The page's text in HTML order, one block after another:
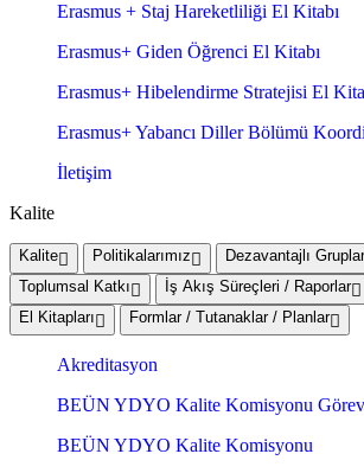
Erasmus + Staj Hareketliliği El Kitabı
Erasmus+ Giden Öğrenci El Kitabı
Erasmus+ Hibelendirme Stratejisi El
Erasmus+ Yabancı Diller Bölümü
İletişim
Kalite
Kalite Politikalarımız
Dezavantajlı
Toplumsal Katkı
İş Akış Süreçleri / Raporlar
El Kitapları
Formlar / Tutanaklar / Planlar
Akreditasyon
BEÜN YDYO Kalite Komisyonu
BEÜN YDYO Kalite Komisyonu